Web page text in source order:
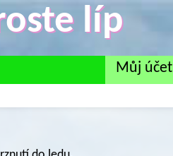
líp
Můj účet